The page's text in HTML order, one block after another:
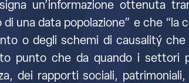
un’informazione
una data popolazione” e che
o degli schemi di causalitý che
punto che da quando i settori
dei rapporti sociali,